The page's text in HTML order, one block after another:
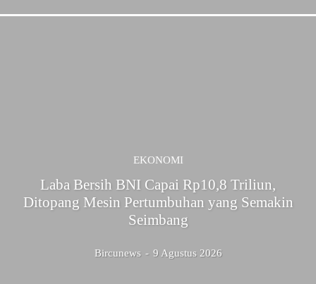
EKONOMI
Laba Bersih BNI Capai Rp10,8 Triliun,
Ditopang Mesin Pertumbuhan yang Semakin
Seimbang
Bircunews - 9 Agustus 2026